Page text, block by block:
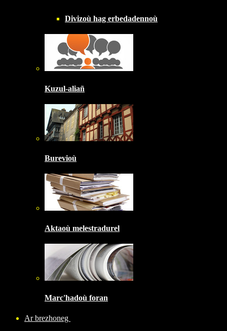
Divizoù hag erbedadennoù
Kuzul-aliañ
Burevioù
Aktaoù melestradurel
Marc'hadoù foran
Ar brezhoneg